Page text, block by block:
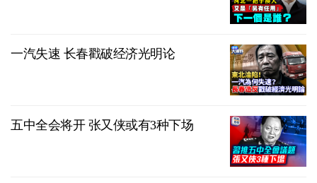
一汽失速 长春戳破经济光明论
五中全会将开 张又侠或有3种下场